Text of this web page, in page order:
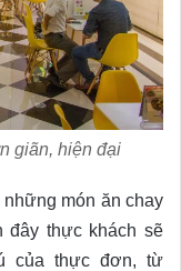
giãn, hiện đại
món ăn chay
đây thực khách sẽ
của thực đơn, từ